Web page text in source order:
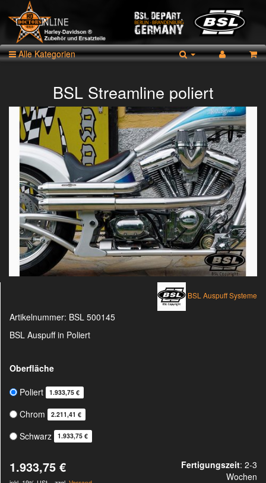
Alle Kategorien
BSL Streamline poliert
BSL Auspuff Systeme
Artikelnummer: BSL 500145
BSL Auspuff in Poliert
Oberfläche
Poliert
1.933,75 €
Chrom 2.211,41 €
Schwarz 1.933,75 €
1.933,75 € Fertigungszeit: 2-3
Wochen